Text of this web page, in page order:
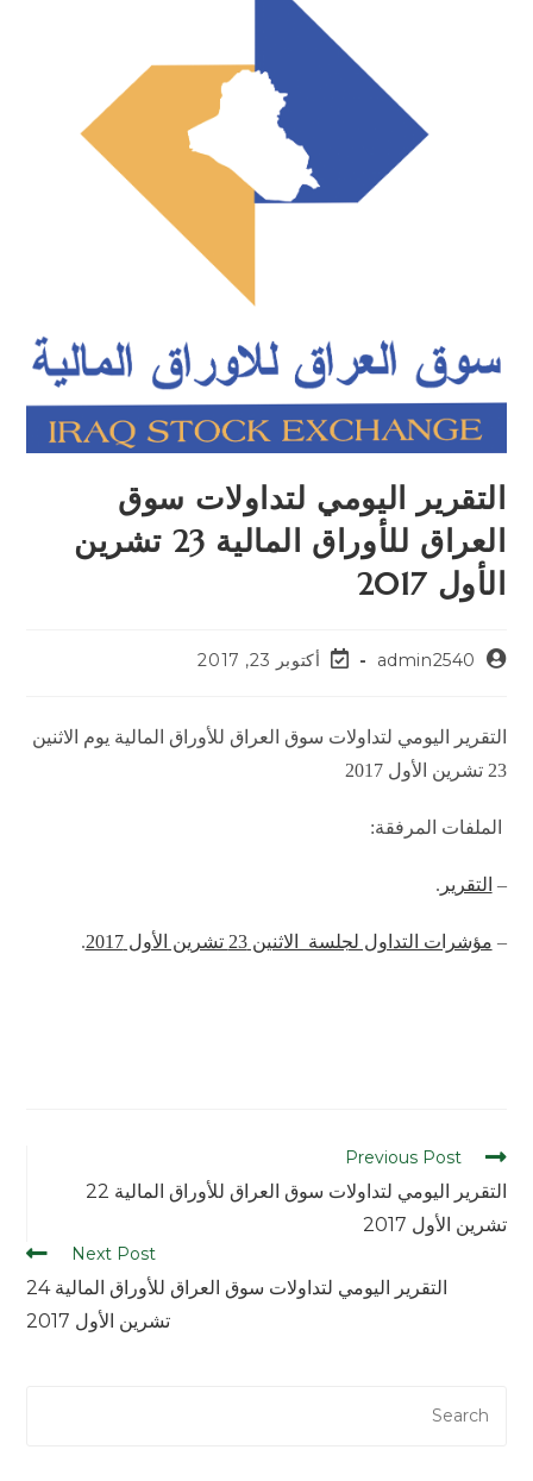
التقرير اليومي لتداولات سوق
العراق للأوراق المالية 23 تشرين
الأول 2017
admin2540 أكتوبر 23, 2017
التقرير اليومي لتداولات سوق العراق للأوراق المالية يوم الاثنين
23 تشرين الأول 2017
الملفات المرفقة:
– التقرير .
– مؤشرات التداول لجلسة الاثنين 23 تشرين الأول 2017 .
Previous Post
التقرير اليومي لتداولات سوق العراق للأوراق المالية 22
تشرين الأول 2017
Next Post
التقرير اليومي لتداولات سوق العراق للأوراق المالية 24
تشرين الأول 2017